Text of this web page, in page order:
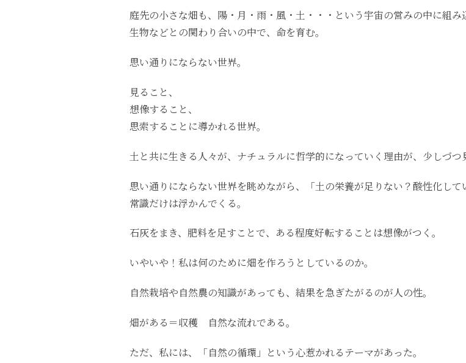
庭先の小さな畑も、陽・月・雨・風・土・・・という宇宙の営みの中に組み
生物などとの関わり合いの中で、命を育む。
思い通りにならない世界。
見ること、
想像すること、
思索することに導かれる世界。
土と共に生きる人々が、ナチュラルに哲学的になっていく理由が、少しづつ
思い通りにならない世界を眺めながら、「土の栄養が足りない？酸性化して
常識だけは浮かんでくる。
石灰をまき、肥料を足すことで、ある程度好転することは想像がつく。
いやいや！私は何のために畑を作ろうとしているのか。
自然栽培や自然農の知識があっても、結果を急ぎたがるのが人の性。
畑がある＝収穫 自然な流れである。
ただ、私には、「自然の循環」という心惹かれるテーマがあった。